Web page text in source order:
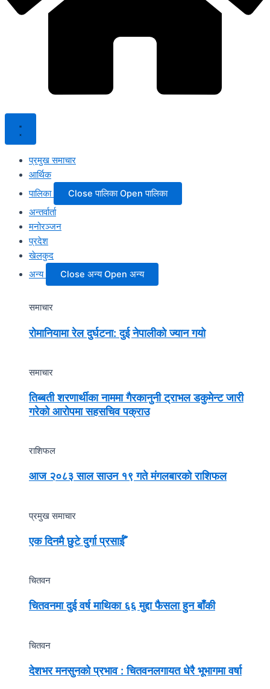
प्रमुख समाचार
आर्थिक
पालिका
Close पालिका Open पालिका
अन्तर्वार्ता
मनोरञ्जन
प्रदेश
खेलकुद
अन्य
Close अन्य Open अन्य
समाचार
रोमानियामा रेल दुर्घटना: दुई नेपालीको ज्यान गयो
समाचार
तिब्बती शरणार्थीका नाममा गैरकानुनी ट्राभल डकुमेन्ट जारी
गरेको आरोपमा सहसचिव पक्राउ
राशिफल
आज २०८३ साल साउन १९ गते मंगलबारको राशिफल
प्रमुख समाचार
एक दिनमै छुटे दुर्गा प्रसाईँ
चितवन
चितवनमा दुई वर्ष माथिका ६६ मुद्दा फैसला हुन बाँकी
चितवन
देशभर मनसुनको प्रभाव : चितवनलगायत धेरै भूभागमा वर्षा